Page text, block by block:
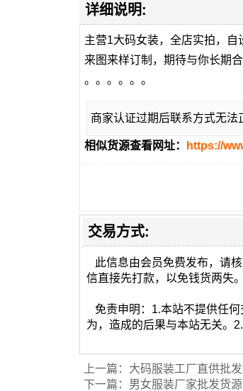
详细说明:
主营1大码女装，全店实拍，
来图来样订制，期待与你长期
。。。。。。
商家认证过期后联系方式无法
相似货源查看网址： https://
交易方式:
此信息由会员免费发布，请
信直接先打款，以免钱货两失。
免责申明：1.本站不提供任
为，造成的后果与本站无关。
上一篇： 大码服装工厂直供批
下一篇： 男女服装厂家批发货